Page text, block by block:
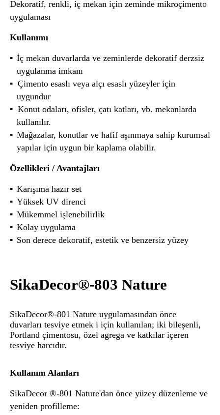
Dekoratif, renkli, iç mekan için zeminde mikroçimento
uygulaması
Kullanımı
İç mekan duvarlarda ve zeminlerde dekoratif derzsiz
uygulanma imkanı
Çimento esaslı veya alçı esaslı yüzeyler için
uygundur
Konut odaları, ofisler, çatı katları, vb. mekanlarda
kullanılır.
Mağazalar, konutlar ve hafif aşınmaya sahip kurumsal
yapılar için uygun bir kaplama olabilir.
Özellikleri / Avantajları
Karışıma hazır set
Yüksek UV direnci
Mükemmel işlenebilirlik
Kolay uygulama
Son derece dekoratif, estetik ve benzersiz yüzey
SikaDecor®-803 Nature
SikaDecor®-801 Nature uygulamasından önce
duvarları tesviye etmek i için kullanılan; iki bileşenli,
Portland çimentosu, özel agrega ve katkılar içeren
tesviye harcıdır.
Kullanım Alanları
SikaDecor ®-801 Nature'dan önce yüzey düzenleme ve
yeniden profilleme: